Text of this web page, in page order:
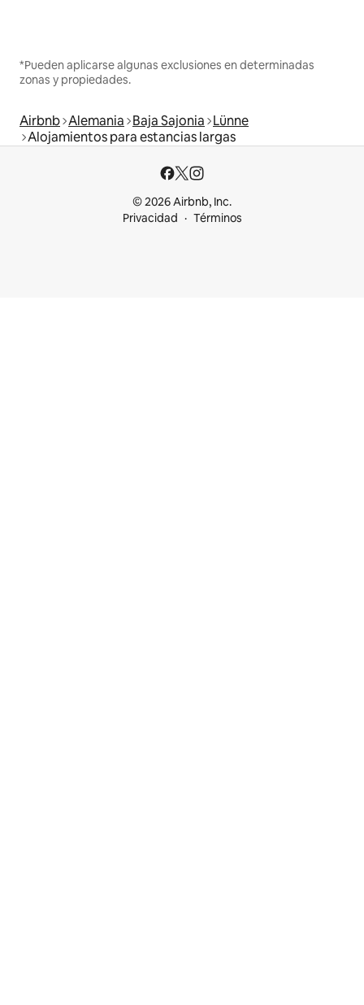
*Pueden aplicarse algunas exclusiones en determinadas
zonas y propiedades.
Airbnb Alemania Baja Sajonia Lünne
Alojamientos para estancias largas
© 2026 Airbnb, Inc.
Privacidad
Términos